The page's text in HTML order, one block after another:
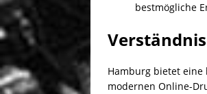
bestmögliche
Hamburg bietet eine
modernen Online-